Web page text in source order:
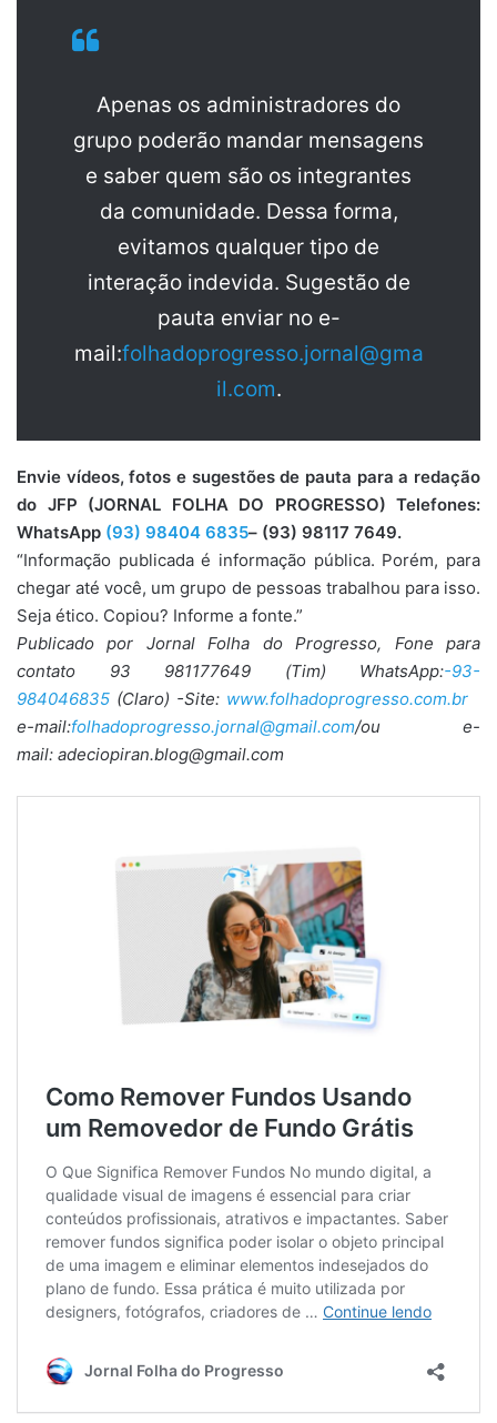
Apenas os administradores do
grupo poderão mandar mensagens
e saber quem são os integrantes
da comunidade. Dessa forma,
evitamos qualquer tipo de
interação indevida. Sugestão de
pauta enviar no e-
mail:folhadoprogresso.jornal@gma
il.com.
Envie vídeos, fotos e sugestões de pauta para a redação
do JFP (JORNAL FOLHA DO PROGRESSO) Telefones:
WhatsApp (93) 98404 6835– (93) 98117 7649.
“Informação publicada é informação pública. Porém, para
chegar até você, um grupo de pessoas trabalhou para isso.
Seja ético. Copiou? Informe a fonte.”
Publicado por Jornal Folha do Progresso, Fone para
contato 93 981177649 (Tim) WhatsApp:-93-
984046835 (Claro) -Site: www.folhadoprogresso.com.br
e-mail:folhadoprogresso.jornal@gmail.com/ou e-
mail: adeciopiran.blog@gmail.com